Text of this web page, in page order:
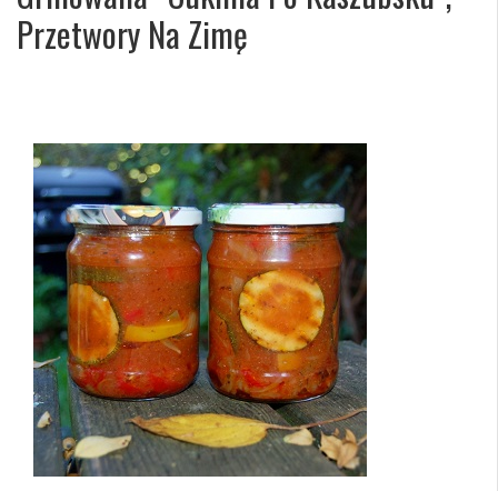
Przetwory Na Zimę